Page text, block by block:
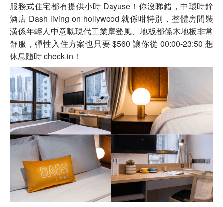
服務式住宅都有提供小時 Dayuse！你沒睇錯，中環時鐘
酒店 Dash living on hollywood 就係咁特別，整體房間裝
潢係年輕人中意嘅現代工業摩登風、地板都係木地板非常
舒服，彈性入住方案也只要 $560 讓你從 00:00-23:50 想
休息隨時 check-in！